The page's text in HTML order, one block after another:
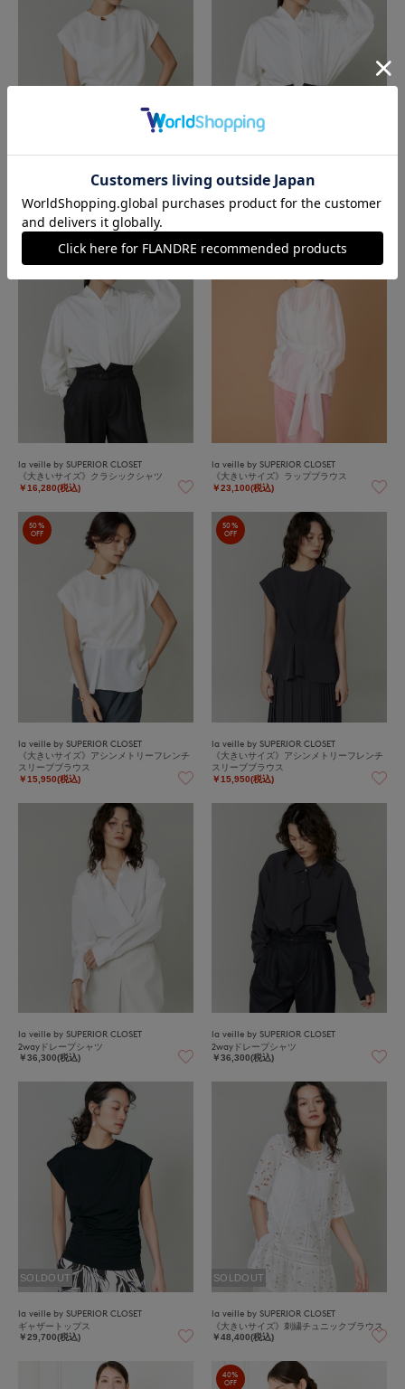
la veille by SUPERIOR CLOSET
アシンメトリーフレンチスリーブブラウス
￥14,850(税込)
la veille by SUPERIOR CLOSET
クラシックシャツ
￥15,400(税込)
la veille by SUPERIOR CLOSET
《大きいサイズ》クラシックシャツ
￥16,280(税込)
40%
OFF
la veille by SUPERIOR CLOSET
《大きいサイズ》ラップブラウス
￥23,100(税込)
50%
OFF
la veille by SUPERIOR CLOSET
《大きいサイズ》アシンメトリーフレンチ
スリーブブラウス
￥15,950(税込)
50%
OFF
la veille by SUPERIOR CLOSET
《大きいサイズ》アシンメトリーフレンチ
スリーブブラウス
￥15,950(税込)
la veille by SUPERIOR CLOSET
2wayドレープシャツ
￥36,300(税込)
la veille by SUPERIOR CLOSET
2wayドレープシャツ
￥36,300(税込)
SOLDOUT
la veille by SUPERIOR CLOSET
ギャザートップス
￥29,700(税込)
SOLDOUT
la veille by SUPERIOR CLOSET
《大きいサイズ》刺繍チュニックブラウス
￥48,400(税込)
40%
OFF